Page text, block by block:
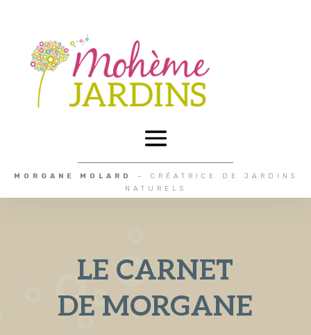
MORGANE MOLARD
– CRÉATRICE DE JARDINS
NATURELS
LE CARNET
DE MORGANE